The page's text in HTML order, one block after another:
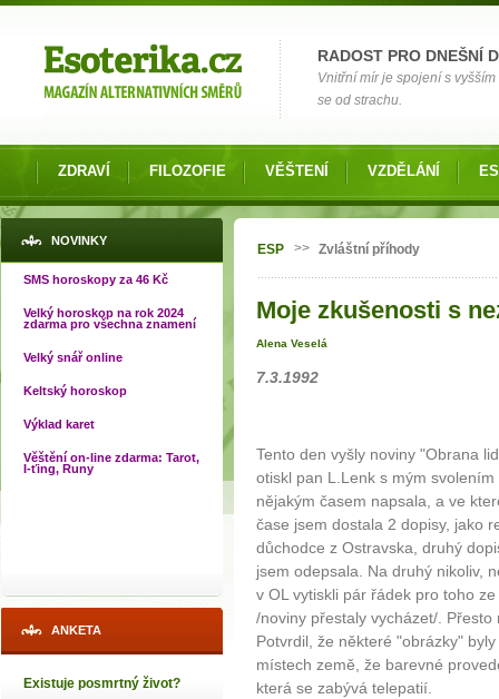
RADOST PRO DNEŠNÍ
Vnitřní mír je spojení s
se od strachu.
ZDRAVÍ FILOZOFIE VĚŠTENÍ VZDĚLÁNÍ
NOVINKY
SMS horoskopy za 46 Kč
Velký horoskop na rok 2024
zdarma pro všechna znamení
Velký snář online
Keltský horoskop
Výklad karet
Věštění on-line zdarma: Tarot,
I-ťing, Runy
ANKETA
Existuje posmrtný život?
Jste zde
ESP >> Zvláštní příhody
Moje zkušenosti s
Alena Veselá
7.3.1992
Tento den vyšly noviny "Obrana
otiskl pan L.Lenk s mým
nějakým časem napsala, a ve
čase jsem dostala 2 dopisy, jako
důchodce z Ostravska, druhý
jsem odepsala. Na druhý nikoliv,
v OL vytiskli pár řádek pro toho
/noviny přestaly vycházet/.
Potvrdil, že některé "obrázky"
místech země, že barevné
která se zabývá telepatií.